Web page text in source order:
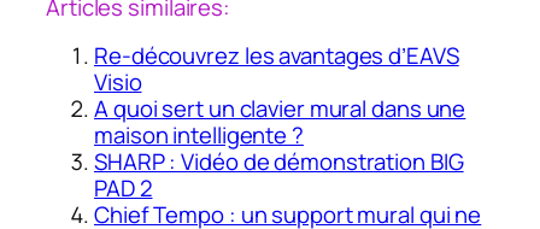
Articles similaires:
Re-découvrez les avantages d’EAVS
Visio
A quoi sert un clavier mural dans une
maison intelligente ?
SHARP : Vidéo de démonstration BIG
PAD 2
Chief Tempo : un support mural qui ne